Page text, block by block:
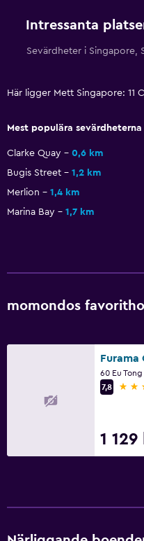
Sammanlänkade rum
Sevärdhetsutsikt
Vardagsrum
Telefon
Kakel/marmorgolv
Badrum
Sovrum
Kudde med fjäderstoppning
Intressanta
Sevärdheter i Singapore,
Här ligger Mett Singapore: 11
Mest populära sevärdheterna
Clarke Quay 0,6 km
Bugis Street
1,2 km
Merlion
1,4 km
Marina Bay
1,7 km
momondos
Furama
7,8
4
1 129